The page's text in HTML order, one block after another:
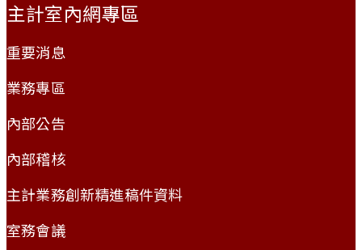
主計室內網專區
重要消息
業務專區
內部公告
內部稽核
主計業務創新精進稿件資料
室務會議